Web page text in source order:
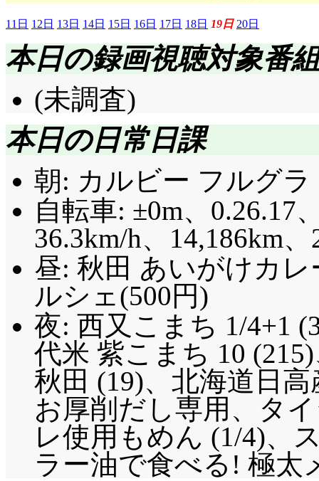
11日 12日 13日 14日 15日 16日 17日 18日 19日 20日
本日の録画視聴対象番組
(未調査)
本日の日常日課
朝: カルビー フルグラ
自転車: ±0m、0.26.17
36.3km/h、14,186km、
昼: 秋田 あいがけカ
ルシェ(500円)
夜: 西又こまち 1/4+1
代米 紫こまち 10
秋田 (19)、北海道日
お厚削だし専用、タ
レ使用もめん (1/4)、
ラー油で食べる! 極太